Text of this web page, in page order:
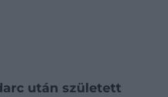
után született